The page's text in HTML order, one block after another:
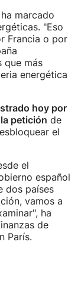
marcado
"Eso
Francia o por
que más
energética
hoy por
petición de
el
el
español
dos países
vamos a
ha
de
París.